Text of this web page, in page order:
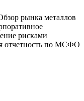
рынка металлов
рисками
отчетность по МСФО